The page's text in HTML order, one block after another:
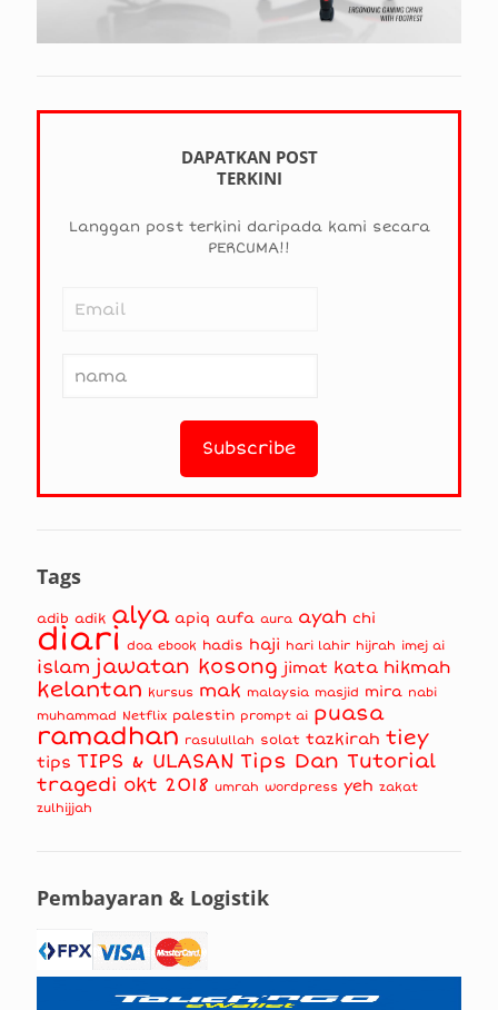
DAPATKAN POST
TERKINI
Langgan post terkini daripada kami secara
PERCUMA!!
Tags
adib adik alya apiq aufa aura ayah chi
diari doa ebook hadis haji hari lahir hijrah imej ai
islam jawatan kosong jimat kata hikmah
kelantan kursus mak malaysia masjid mira nabi
muhammad Netflix palestin prompt ai puasa
ramadhan rasulullah solat tazkirah tiey
tips TIPS & ULASAN Tips Dan Tutorial
tragedi okt 2018 umrah wordpress yeh zakat
zulhijjah
Pembayaran & Logistik